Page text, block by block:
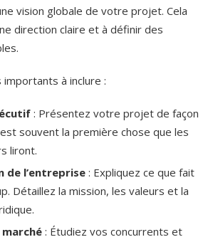
vision globale de votre projet. Cela
direction claire et à définir des
à inclure :
: Présentez votre projet de façon
souvent la première chose que les
liront.
de l’entreprise : Expliquez ce que fait
Détaillez la mission, les valeurs et la
: Étudiez vos concurrents et